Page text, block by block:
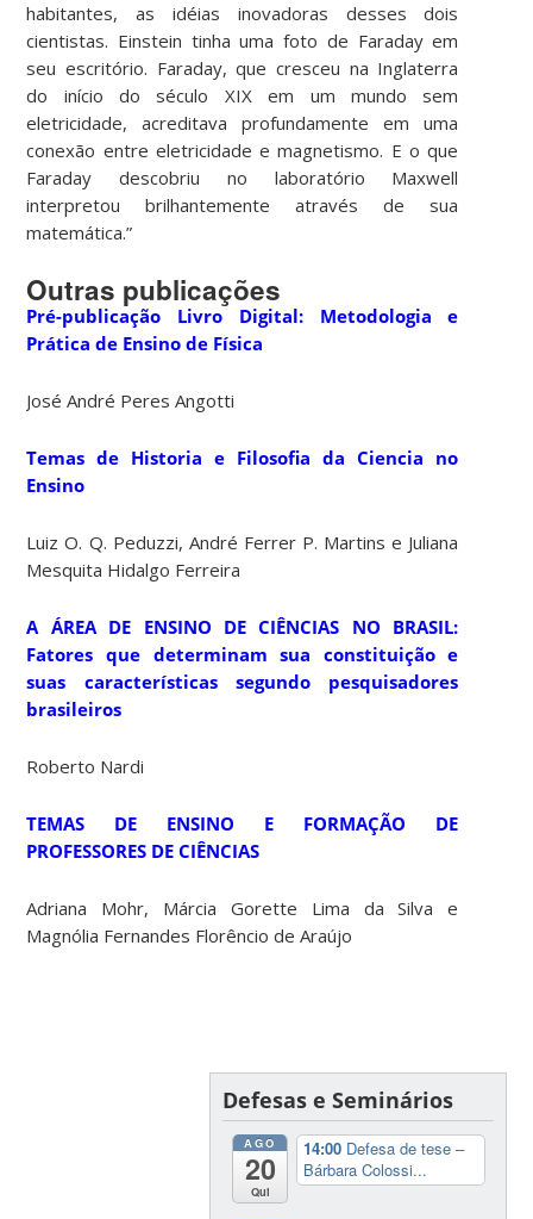
habitantes, as idéias inovadoras desses dois
cientistas. Einstein tinha uma foto de Faraday em
seu escritório. Faraday, que cresceu na Inglaterra
do início do século XIX em um mundo sem
eletricidade, acreditava profundamente em uma
conexão entre eletricidade e magnetismo. E o que
Faraday descobriu no laboratório Maxwell
interpretou brilhantemente através de sua
matemática.”
Outras publicações
Pré-publicação Livro Digital: Metodologia e
Prática de Ensino de Física
José André Peres Angotti
Temas de Historia e Filosofia da Ciencia no
Ensino
Luiz O. Q. Peduzzi, André Ferrer P. Martins e Juliana
Mesquita Hidalgo Ferreira
A ÁREA DE ENSINO DE CIÊNCIAS NO BRASIL:
Fatores que determinam sua constituição e
suas características segundo pesquisadores
brasileiros
Roberto Nardi
TEMAS DE ENSINO E FORMAÇÃO DE
PROFESSORES DE CIÊNCIAS
Adriana Mohr, Márcia Gorette Lima da Silva e
Magnólia Fernandes Florêncio de Araújo
Defesas e Seminários
AGO
20
Qui
14:00 Defesa de tese –
Bárbara Colossi...